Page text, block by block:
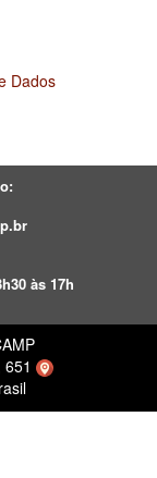
Dados
às 17h